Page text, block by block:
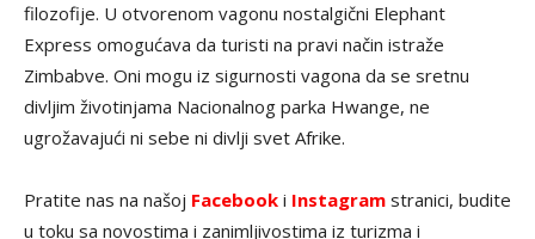
filozofije. U otvorenom vagonu nostalgični Elephant
Express omogućava da turisti na pravi način istraže
Zimbabve. Oni mogu iz sigurnosti vagona da se sretnu
divljim životinjama Nacionalnog parka Hwange, ne
ugrožavajući ni sebe ni divlji svet Afrike.
Pratite nas na našoj Facebook i Instagram stranici, budite
u toku sa novostima i zanimljivostima iz turizma i